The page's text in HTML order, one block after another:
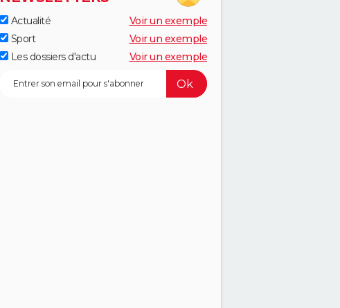
Actualité
Voir un exemple
Sport
Voir un exemple
Les dossiers d'actu
Voir un exemple